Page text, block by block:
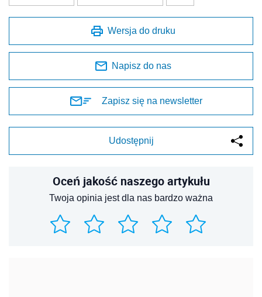
Wersja do druku
Napisz do nas
Zapisz się na newsletter
Udostępnij
Oceń jakość naszego artykułu
Twoja opinia jest dla nas bardzo ważna